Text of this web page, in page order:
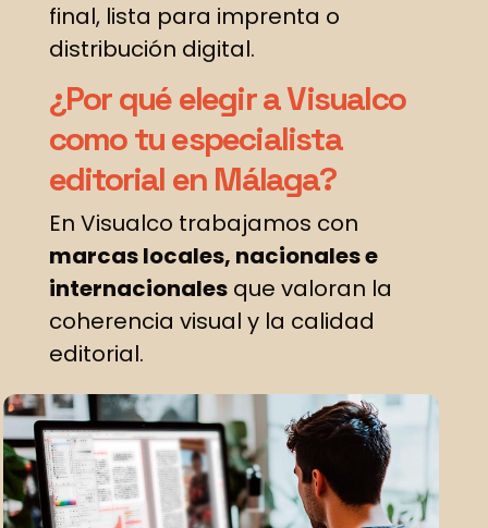
final, lista para imprenta o
distribución digital.
¿Por qué elegir a Visualco
como tu especialista
editorial en Málaga?
En Visualco trabajamos con
marcas locales, nacionales e
internacionalesque valoran la
coherencia visual y la calidad
editorial.